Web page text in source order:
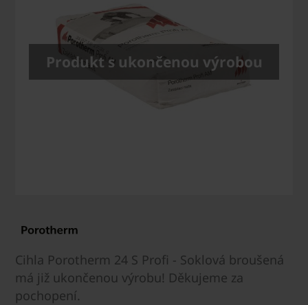
Produkt s ukončenou výrobou
Cihla Porotherm 24 S Profi - Soklová broušená
má již ukončenou výrobu! Děkujeme za
pochopení.